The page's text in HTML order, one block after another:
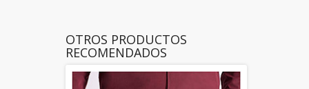
OTROS PRODUCTOS
RECOMENDADOS